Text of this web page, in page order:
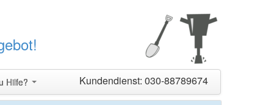
Hilfe? Kundendienst: 030-88789674